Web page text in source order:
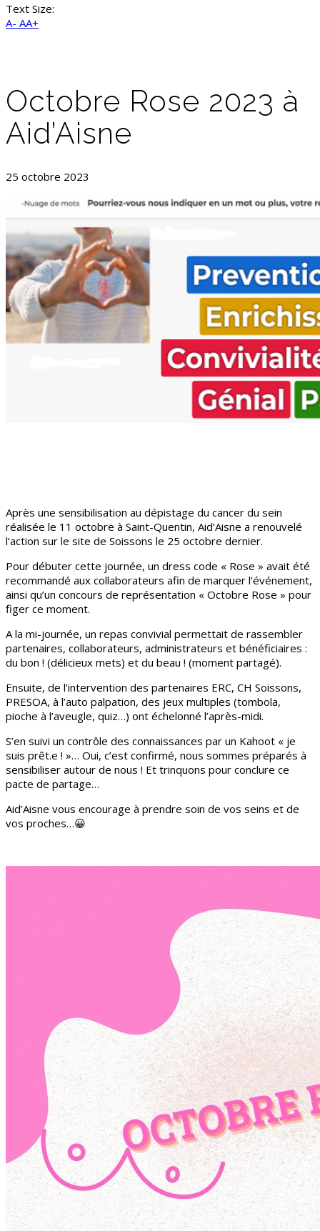
Text Size:
A- AA+
Octobre Rose 2023 à
Aid’Aisne
25 octobre 2023
Après une sensibilisation au dépistage du cancer du sein
réalisée le 11 octobre à Saint-Quentin, Aid’Aisne a renouvelé
l’action sur le site de Soissons le 25 octobre dernier.
Pour débuter cette journée, un dress code « Rose » avait été
recommandé aux collaborateurs afin de marquer l’événement,
ainsi qu’un concours de représentation « Octobre Rose » pour
figer ce moment.
A la mi-journée, un repas convivial permettait de rassembler
partenaires, collaborateurs, administrateurs et bénéficiaires :
du bon ! (délicieux mets) et du beau ! (moment partagé).
Ensuite, de l’intervention des partenaires ERC, CH Soissons,
PRESOA, à l’auto palpation, des jeux multiples (tombola,
pioche à l’aveugle, quiz…) ont échelonné l’après-midi.
S’en suivi un contrôle des connaissances par un Kahoot « je
suis prêt.e ! »… Oui, c’est confirmé, nous sommes préparés à
sensibiliser autour de nous ! Et trinquons pour conclure ce
pacte de partage…
Aid’Aisne vous encourage à prendre soin de vos seins et de
vos proches…😀